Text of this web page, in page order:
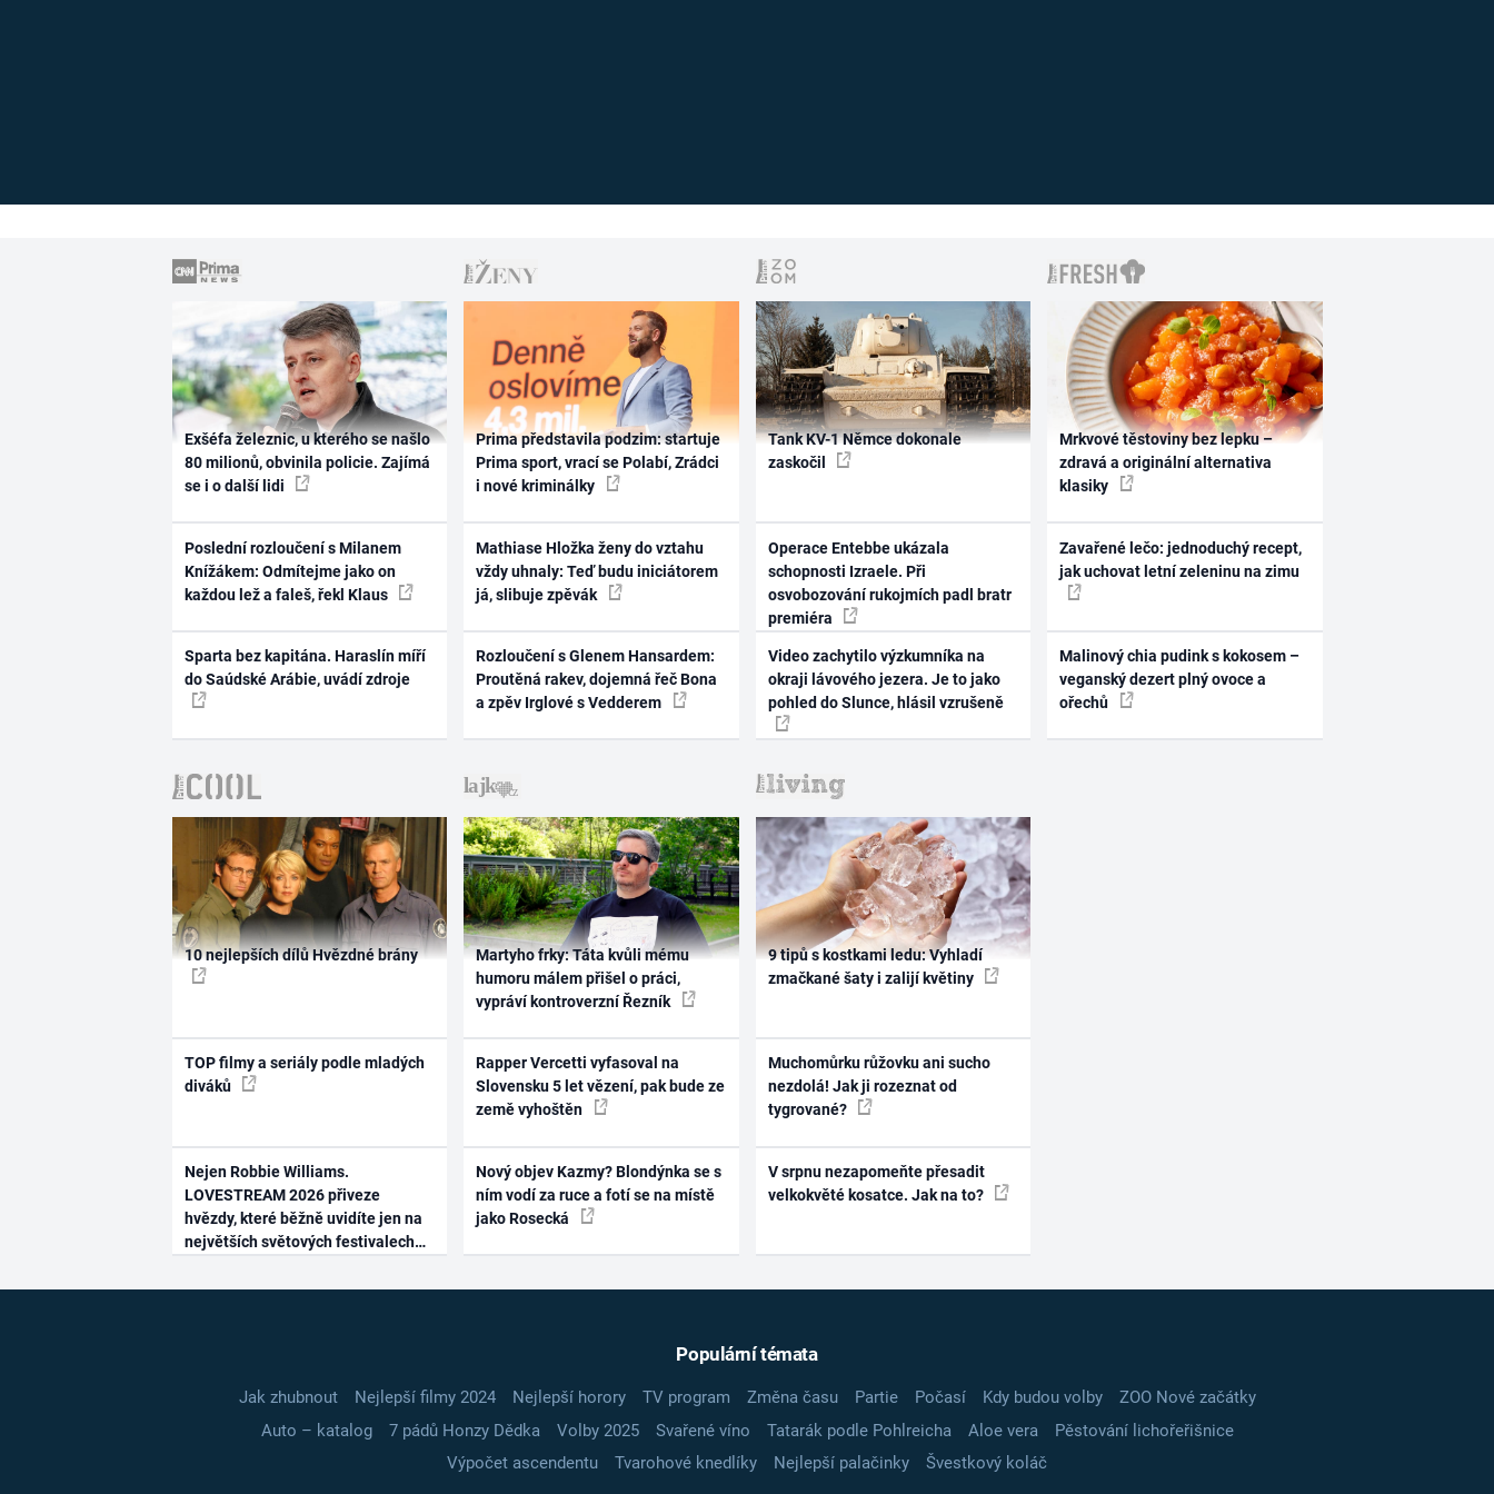
Exšéfa železnic, u kterého se našlo
80 milionů, obvinila policie. Zajímá
se i o další lidi
Poslední rozloučení s Milanem
Knížákem: Odmítejme jako on
každou lež a faleš, řekl Klaus
Sparta bez kapitána. Haraslín míří
do Saúdské Arábie, uvádí zdroje
Prima představila podzim: startuje
Prima sport, vrací se Polabí, Zrádci
i nové kriminálky
Mathiase Hložka ženy do vztahu
vždy uhnaly: Teď budu iniciátorem
já, slibuje zpěvák
Rozloučení s Glenem Hansardem:
Proutěná rakev, dojemná řeč Bona
a zpěv Irglové s Vedderem
Tank KV-1 Němce dokonale
zaskočil
Operace Entebbe ukázala
schopnosti Izraele. Při
osvobozování rukojmích padl bratr
premiéra
Video zachytilo výzkumníka na
okraji lávového jezera. Je to jako
pohled do Slunce, hlásil vzrušeně
Mrkvové těstoviny bez lepku –
zdravá a originální alternativa
klasiky
Zavařené lečo: jednoduchý recept,
jak uchovat letní zeleninu na zimu
Malinový chia pudink s kokosem –
veganský dezert plný ovoce a
ořechů
10 nejlepších dílů Hvězdné brány
TOP filmy a seriály podle mladých
diváků
Nejen Robbie Williams.
LOVESTREAM 2026 přiveze
hvězdy, které běžně uvidíte jen na
největších světových festivalech
Martyho frky: Táta kvůli mému
humoru málem přišel o práci,
vypráví kontroverzní Řezník
Rapper Vercetti vyfasoval na
Slovensku 5 let vězení, pak bude ze
země vyhoštěn
Nový objev Kazmy? Blondýnka se s
ním vodí za ruce a fotí se na místě
jako Rosecká
9 tipů s kostkami ledu: Vyhladí
zmačkané šaty i zalijí květiny
Muchomůrku růžovku ani sucho
nezdolá! Jak ji rozeznat od
tygrované?
V srpnu nezapomeňte přesadit
velkokvěté kosatce. Jak na to?
Populární témata
Jak zhubnout Nejlepší filmy 2024 Nejlepší horory TV program Změna času Partie Počasí Kdy budou volby
ZOO Nové začátky
Auto – katalog
7 pádů Honzy Dědka Volby 2025 Svařené víno Tatarák podle Pohlreicha Aloe vera
Pěstování lichořeřišnice
Výpočet ascendentu
Tvarohové knedlíky Nejlepší palačinky Švestkový koláč